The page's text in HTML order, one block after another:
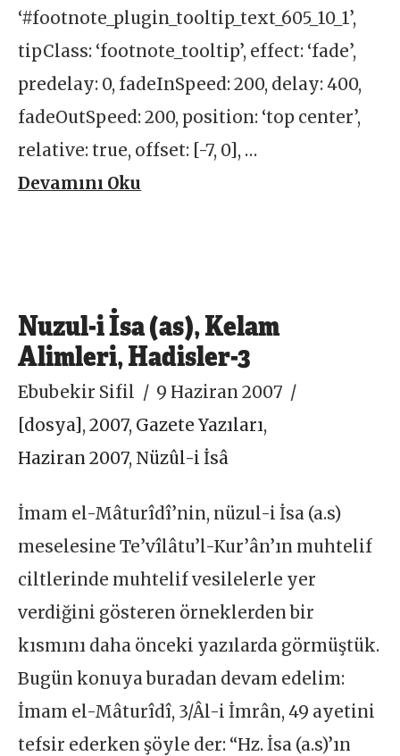
‘#footnote_plugin_tooltip_text_605_10_1’,
tipClass: ‘footnote_tooltip’, effect: ‘fade’,
predelay: 0, fadeInSpeed: 200, delay: 400,
fadeOutSpeed: 200, position: ‘top center’,
relative: true, offset: [-7, 0], …
Devamını Oku
Nuzul-i İsa (as), Kelam
Alimleri, Hadisler-3
Ebubekir Sifil
9 Haziran 2007
[dosya] ,2007, Gazete Yazıları,
Haziran 2007, Nüzûl-i İsâ
İmam el-Mâturîdî’nin, nüzul-i İsa (a.s)
meselesine Te’vîlâtu’l-Kur’ân’ın muhtelif
ciltlerinde muhtelif vesilelerle yer
verdiğini gösteren örneklerden bir
kısmını daha önceki yazılarda görmüştük.
Bugün konuya buradan devam edelim:
İmam el-Mâturîdî, 3/Âl-i İmrân, 49 ayetini
tefsir ederken şöyle der: “Hz. İsa (a.s)’ın